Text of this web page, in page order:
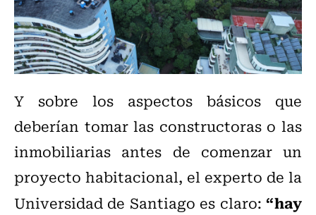
Y sobre los aspectos básicos que
deberían tomar las constructoras o las
inmobiliarias antes de comenzar un
proyecto habitacional, el experto de la
Universidad de Santiago es claro: “hay